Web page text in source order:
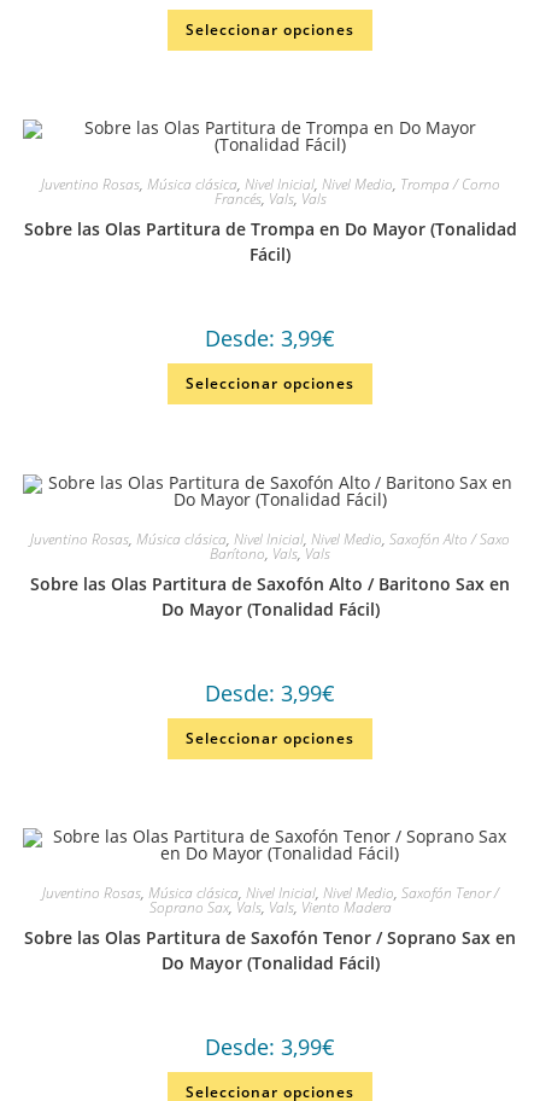
Seleccionar opciones
Juventino Rosas, Música clásica, Nivel Inicial, Nivel Medio, Trompa / Corno
Francés, Vals, Vals
Sobre las Olas Partitura de Trompa en Do Mayor (Tonalidad
Fácil)
Desde: 3,99€
Seleccionar opciones
Juventino Rosas, Música clásica, Nivel Inicial, Nivel Medio, Saxofón Alto / Saxo
Barítono, Vals,Vals
Sobre las Olas Partitura de Saxofón Alto / Baritono Sax en
Do Mayor (Tonalidad Fácil)
Desde: 3,99€
Seleccionar opciones
Juventino Rosas, Música clásica, Nivel Inicial, Nivel Medio, Saxofón Tenor /
Soprano Sax, Vals, Vals, Viento Madera
Sobre las Olas Partitura de Saxofón Tenor / Soprano Sax en
Do Mayor (Tonalidad Fácil)
Desde: 3,99€
Seleccionar opciones